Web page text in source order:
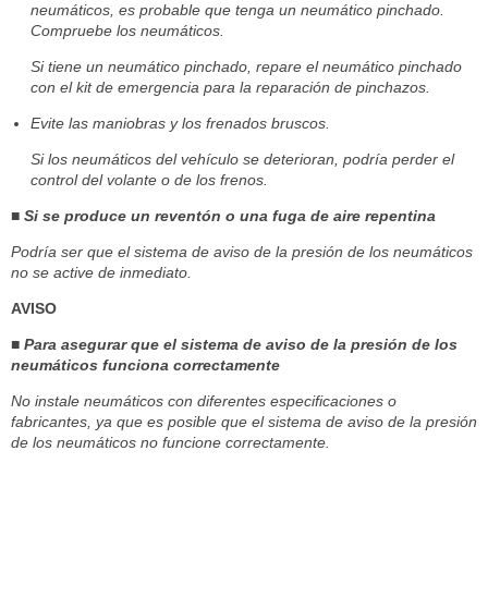
neumáticos, es probable que tenga un neumático pinchado.
Compruebe los neumáticos.
Si tiene un neumático pinchado, repare el neumático pinchado
con el kit de emergencia para la reparación de pinchazos.
Evite las maniobras y los frenados bruscos.
Si los neumáticos del vehículo se deterioran, podría perder el
control del volante o de los frenos.
■ Si se produce un reventón o una fuga de aire repentina
Podría ser que el sistema de aviso de la presión de los neumáticos
no se active de inmediato.
AVISO
■ Para asegurar que el sistema de aviso de la presión de los
neumáticos funciona correctamente
No instale neumáticos con diferentes especificaciones o
fabricantes, ya que es posible que el sistema de aviso de la presión
de los neumáticos no funcione correctamente.